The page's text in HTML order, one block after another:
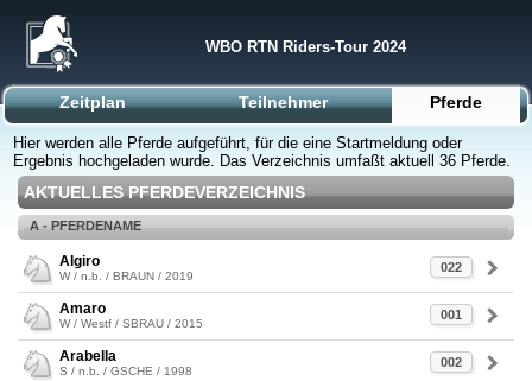
WBO RTN Riders-Tour 2024
Zeitplan Teilnehmer Pferde
Hier werden alle Pferde aufgeführt, für die eine Startmeldung oder
Ergebnis hochgeladen wurde. Das Verzeichnis umfaßt aktuell 36 Pferde.
AKTUELLES PFERDEVERZEICHNIS
A - PFERDENAME
022
Algiro
W / n.b. / BRAUN / 2019
001
Amaro
W / Westf / SBRAU / 2015
002
Arabella
S / n.b. / GSCHE / 1998